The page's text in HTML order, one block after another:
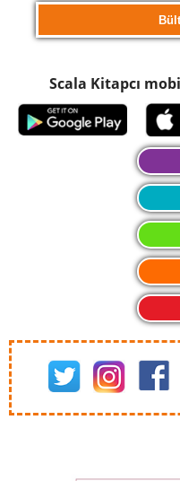
Scala Kitapcı